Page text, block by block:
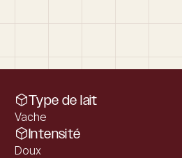
Type de lait
Vache
Intensité
Doux